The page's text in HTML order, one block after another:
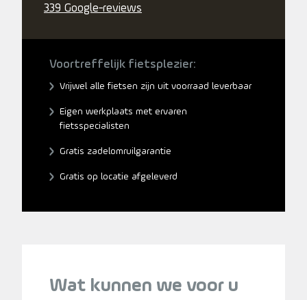
339 Google-reviews
Voortreffelijk fietsplezier:
Vrijwel alle fietsen zijn uit voorraad leverbaar
Eigen werkplaats met ervaren
fietsspecialisten
Gratis zadelomruilgarantie
Gratis op locatie afgeleverd
Wat kunnen we voor u